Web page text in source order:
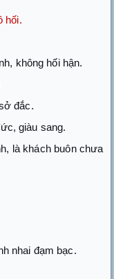
hối.
không hối hận.
đắc.
giàu sang.
là khách buôn chưa
nhai đạm bạc.